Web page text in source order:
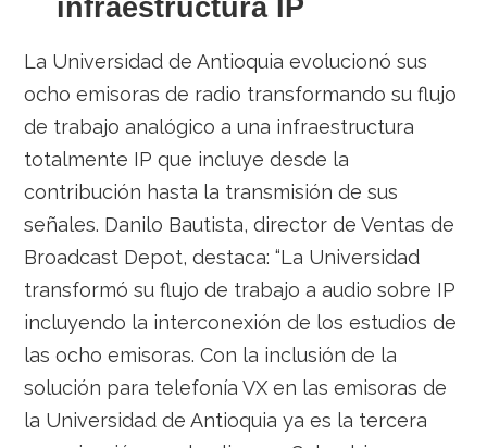
infraestructura IP
La Universidad de Antioquia evolucionó sus
ocho emisoras de radio transformando su flujo
de trabajo analógico a una infraestructura
totalmente IP que incluye desde la
contribución hasta la transmisión de sus
señales. Danilo Bautista, director de Ventas de
Broadcast Depot, destaca: “La Universidad
transformó su flujo de trabajo a audio sobre IP
incluyendo la interconexión de los estudios de
las ocho emisoras. Con la inclusión de la
solución para telefonía VX en las emisoras de
la Universidad de Antioquia ya es la tercera